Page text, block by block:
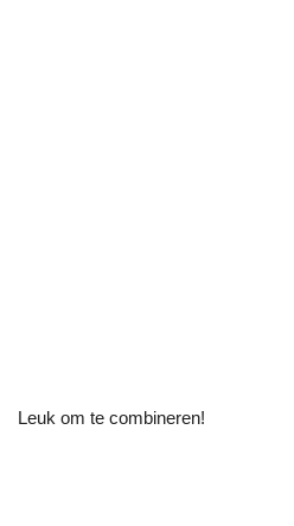
Leuk om te combineren!